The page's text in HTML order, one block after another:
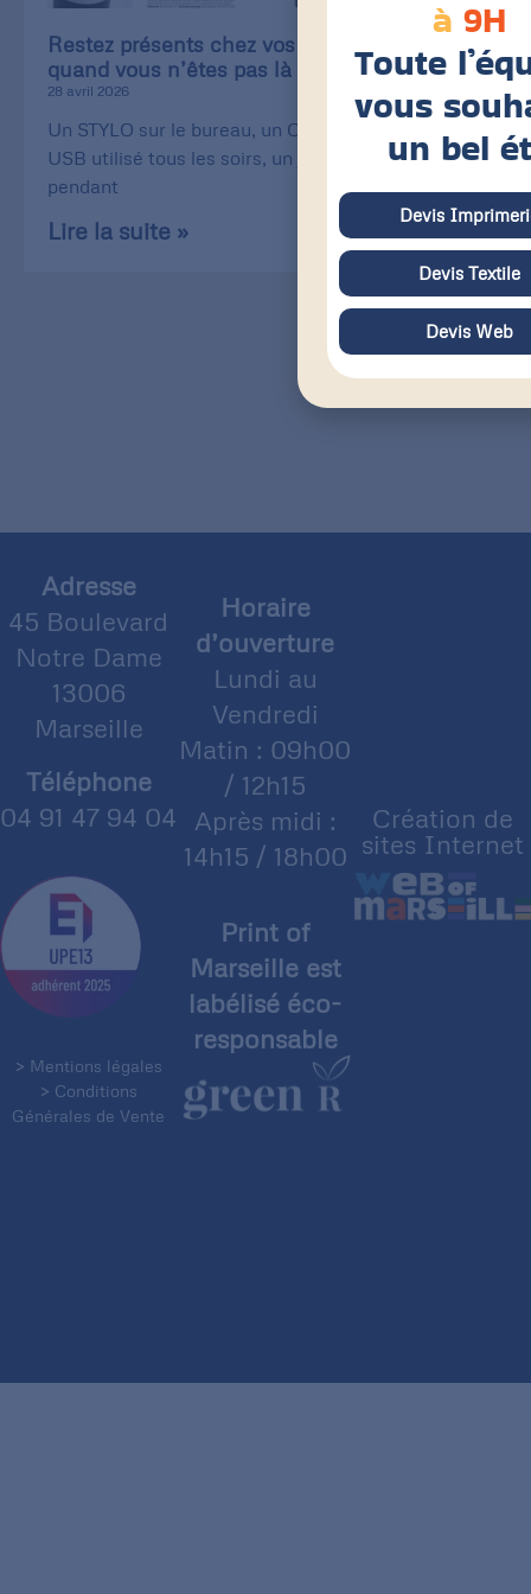
Restez présents chez vos clients, même
quand vous n’êtes pas là !
28 avril 2026
Un STYLO sur le bureau, un CÂBLE de recharge
USB utilisé tous les soirs, un jeu de CARTE utilisé
pendant
Lire la suite »
Adresse
45 Boulevard
Notre Dame
13006
Marseille
Téléphone
04 91 47 94 04
> Mentions légales
> Conditions
Générales de Vente
Horaire
d’ouverture
Lundi au
Vendredi
Matin : 09h00
/ 12h15
Après midi :
14h15 / 18h00
Print of
Marseille est
labélisé éco-
responsable
Création de
sites Internet
à 9H
Toute
vous
un bel
Devis
Devis Textile
Devis Web